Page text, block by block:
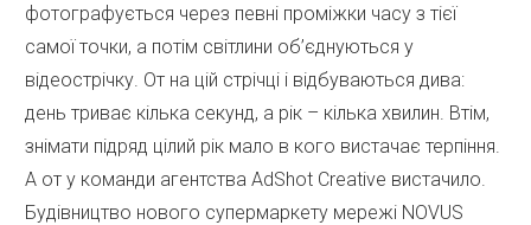
фотографується через певні проміжки часу з тієї
самої точки, а потім світлини об’єднуються у
відеострічку. От на цій стрічці і відбуваються дива:
день триває кілька секунд, а рік – кілька хвилин. Втім,
знімати підряд цілий рік мало в кого вистачає терпіння.
А от у команди агентства AdShot Creative вистачило.
Будівництво нового супермаркету мережі NOVUS